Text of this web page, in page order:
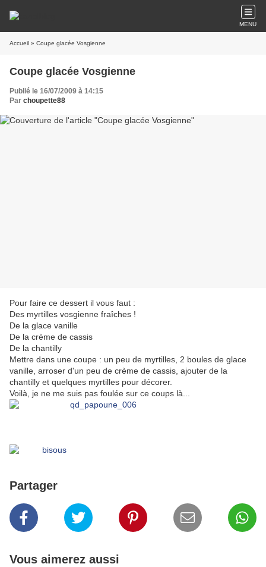
MENU
Accueil » Coupe glacée Vosgienne
Coupe glacée Vosgienne
Publié le 16/07/2009 à 14:15
Par choupette88
Pour faire ce dessert il vous faut :
Des myrtilles vosgienne fraîches !
De la glace vanille
De la crème de cassis
De la chantilly
Mettre dans une coupe : un peu de myrtilles, 2 boules de glace
vanille, arroser d'un peu de crème de cassis, ajouter de la
chantilly et quelques myrtilles pour décorer.
Voilà, je ne me suis pas foulée sur ce coups là...
Partager
Vous aimerez aussi